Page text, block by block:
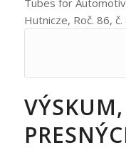
Tubes for
Hutnicze, Roč. 86,